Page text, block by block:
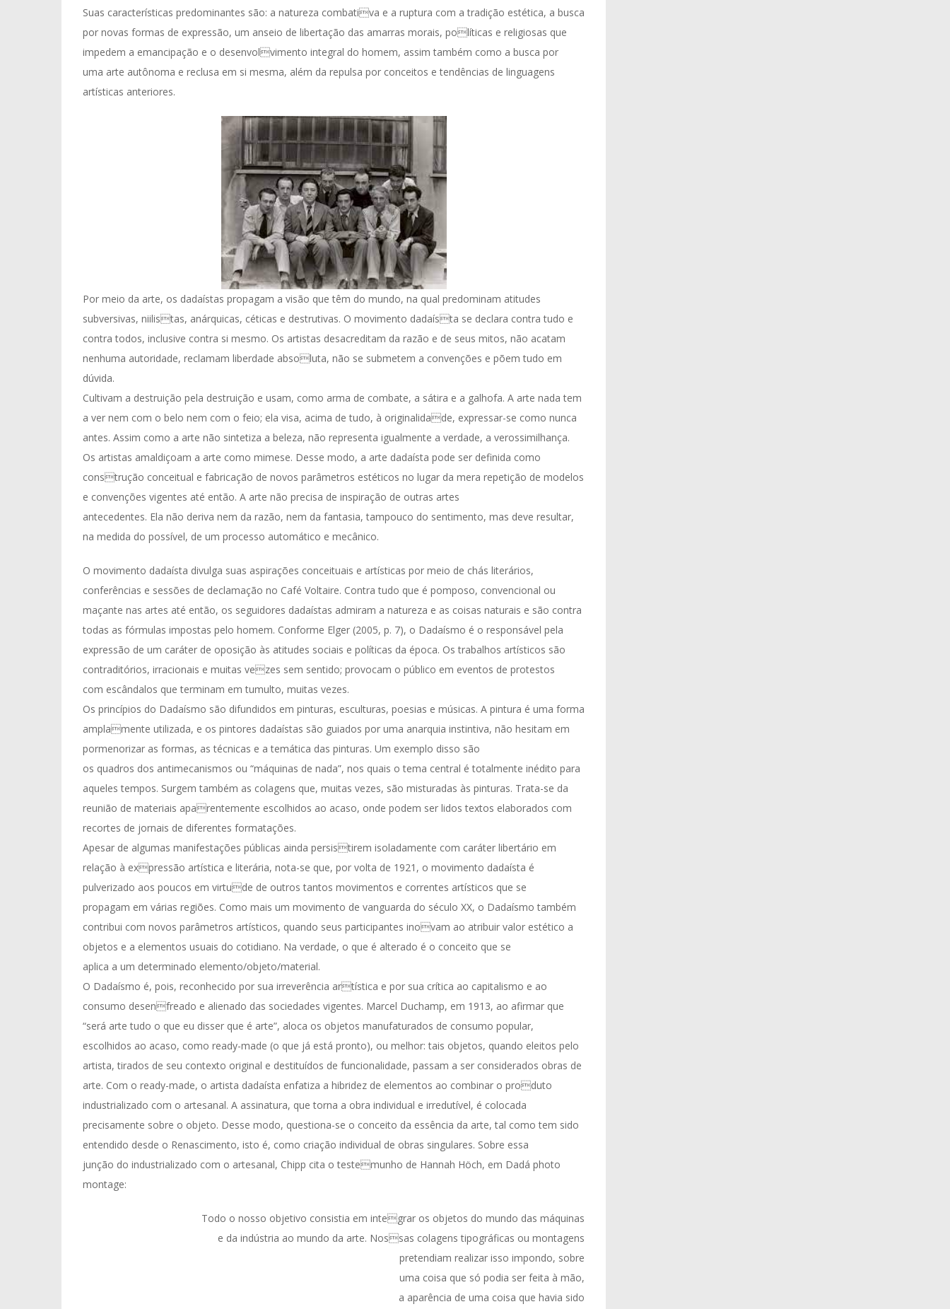
Suas características predominantes são: a natureza combativa e a ruptura com a tradição estética, a busca
por novas formas de expressão, um anseio de libertação das amarras morais, políticas e religiosas que
impedem a emancipação e o desenvolvimento integral do homem, assim também como a busca por
uma arte autônoma e reclusa em si mesma, além da repulsa por conceitos e tendências de linguagens
artísticas anteriores.
Por meio da arte, os dadaístas propagam a visão que têm do mundo, na qual predominam atitudes
subversivas, niilistas, anárquicas, céticas e destrutivas. O movimento dadaísta se declara contra tudo e
contra todos, inclusive contra si mesmo. Os artistas desacreditam da razão e de seus mitos, não acatam
nenhuma autoridade, reclamam liberdade absoluta, não se submetem a convenções e põem tudo em
dúvida.
Cultivam a destruição pela destruição e usam, como arma de combate, a sátira e a galhofa. A arte nada tem
a ver nem com o belo nem com o feio; ela visa, acima de tudo, à originalidade, expressar-se como nunca
antes. Assim como a arte não sintetiza a beleza, não representa igualmente a verdade, a verossimilhança.
Os artistas amaldiçoam a arte como mimese. Desse modo, a arte dadaísta pode ser definida como
construção conceitual e fabricação de novos parâmetros estéticos no lugar da mera repetição de modelos
e convenções vigentes até então. A arte não precisa de inspiração de outras artes
antecedentes. Ela não deriva nem da razão, nem da fantasia, tampouco do sentimento, mas deve resultar,
na medida do possível, de um processo automático e mecânico.
O movimento dadaísta divulga suas aspirações conceituais e artísticas por meio de chás literários,
conferências e sessões de declamação no Café Voltaire. Contra tudo que é pomposo, convencional ou
maçante nas artes até então, os seguidores dadaístas admiram a natureza e as coisas naturais e são contra
todas as fórmulas impostas pelo homem. Conforme Elger (2005, p. 7), o Dadaísmo é o responsável pela
expressão de um caráter de oposição às atitudes sociais e políticas da época. Os trabalhos artísticos são
contraditórios, irracionais e muitas vezes sem sentido; provocam o público em eventos de protestos
com escândalos que terminam em tumulto, muitas vezes.
Os princípios do Dadaísmo são difundidos em pinturas, esculturas, poesias e músicas. A pintura é uma forma
amplamente utilizada, e os pintores dadaístas são guiados por uma anarquia instintiva, não hesitam em
pormenorizar as formas, as técnicas e a temática das pinturas. Um exemplo disso são
os quadros dos antimecanismos ou “máquinas de nada”, nos quais o tema central é totalmente inédito para
aqueles tempos. Surgem também as colagens que, muitas vezes, são misturadas às pinturas. Trata-se da
reunião de materiais aparentemente escolhidos ao acaso, onde podem ser lidos textos elaborados com
recortes de jornais de diferentes formatações.
Apesar de algumas manifestações públicas ainda persistirem isoladamente com caráter libertário em
relação à expressão artística e literária, nota-se que, por volta de 1921, o movimento dadaísta é
pulverizado aos poucos em virtude de outros tantos movimentos e correntes artísticos que se
propagam em várias regiões. Como mais um movimento de vanguarda do século XX, o Dadaísmo também
contribui com novos parâmetros artísticos, quando seus participantes inovam ao atribuir valor estético a
objetos e a elementos usuais do cotidiano. Na verdade, o que é alterado é o conceito que se
aplica a um determinado elemento/objeto/material.
O Dadaísmo é, pois, reconhecido por sua irreverência artística e por sua crítica ao capitalismo e ao
consumo desenfreado e alienado das sociedades vigentes. Marcel Duchamp, em 1913, ao afirmar que
“será arte tudo o que eu disser que é arte”, aloca os objetos manufaturados de consumo popular,
escolhidos ao acaso, como ready-made (o que já está pronto), ou melhor: tais objetos, quando eleitos pelo
artista, tirados de seu contexto original e destituídos de funcionalidade, passam a ser considerados obras de
arte. Com o ready-made, o artista dadaísta enfatiza a hibridez de elementos ao combinar o produto
industrializado com o artesanal. A assinatura, que torna a obra individual e irredutível, é colocada
precisamente sobre o objeto. Desse modo, questiona-se o conceito da essência da arte, tal como tem sido
entendido desde o Renascimento, isto é, como criação individual de obras singulares. Sobre essa
junção do industrializado com o artesanal, Chipp cita o testemunho de Hannah Höch, em Dadá photo
montage:
Todo o nosso objetivo consistia em integrar os objetos do mundo das máquinas
e da indústria ao mundo da arte. Nossas colagens tipográficas ou montagens
pretendiam realizar isso impondo, sobre
uma coisa que só podia ser feita à mão,
a aparência de uma coisa que havia sido